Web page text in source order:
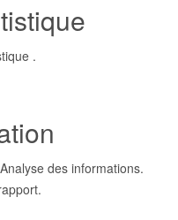
.
des informations.